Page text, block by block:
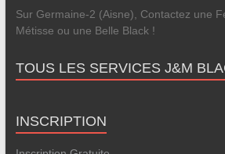
Sur Germaine-2 (Aisne), Contactez une
Métisse ou une Belle Black !
TOUS LES SERVICES J&M
INSCRIPTION